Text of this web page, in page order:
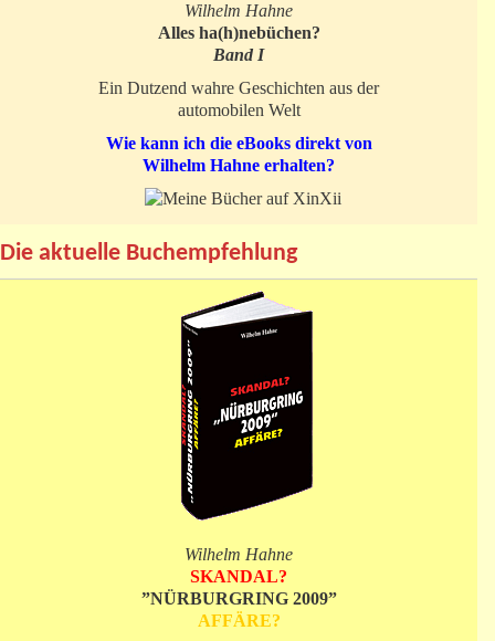
Wilhelm Hahne
Alles ha(h)nebüchen?
Band I
Ein Dutzend wahre Geschichten aus der
automobilen Welt
Wie kann ich die eBooks direkt von
Wilhelm Hahne erhalten?
Die aktuelle Buchempfehlung
Wilhelm Hahne
SKANDAL?
”NÜRBURGRING 2009”
AFFÄRE?